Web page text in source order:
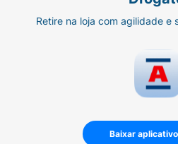
Retire na loja com agilidade e
Baixar